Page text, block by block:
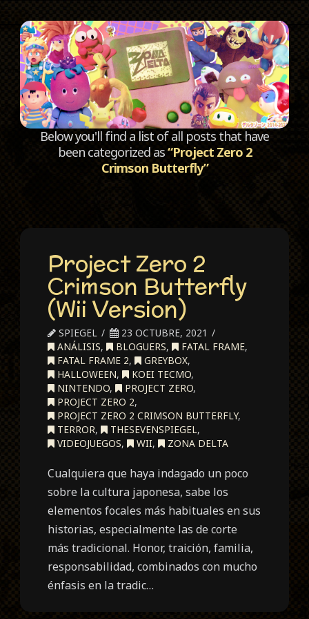
Below you'll find a list of all posts that have
been categorized as“Project Zero 2
Crimson Butterfly”
Project Zero 2
Crimson Butterfly
(Wii Version)
SPIEGEL
23 OCTUBRE, 2021
ANÁLISIS, BLOGUERS, FATAL FRAME,
FATAL FRAME 2, GREYBOX,
HALLOWEEN, KOEI TECMO,
NINTENDO, PROJECT ZERO,
PROJECT ZERO 2,
PROJECT ZERO 2 CRIMSON BUTTERFLY,
TERROR, THESEVENSPIEGEL,
VIDEOJUEGOS, WII, ZONA DELTA
Cualquiera que haya indagado un poco
sobre la cultura japonesa, sabe los
elementos focales más habituales en sus
historias, especialmente las de corte
más tradicional. Honor, traición, familia,
responsabilidad, combinados con mucho
énfasis en la tradic…